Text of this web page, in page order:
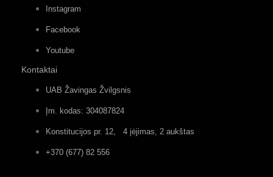
Instagram
Facebook
Youtube
Kontaktai
UAB Žavingas Žvilgsnis
Įm. kodas: 304087824
Konstitucijos pr. 12, 4 įėjimas, 2 aukštas
+370 (677) 82 556